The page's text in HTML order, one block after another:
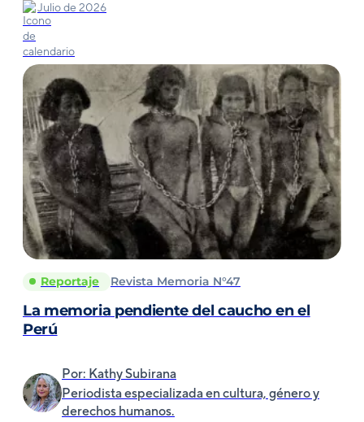
Julio de 2026
Reportaje Revista Memoria N°47
La memoria pendiente del caucho en el
Perú
Por: Kathy Subirana
Periodista especializada en cultura, género y
derechos humanos.